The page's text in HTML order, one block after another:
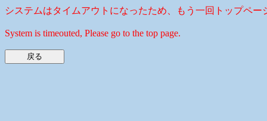
システムはタイムアウトになったため、もう一回トップペー
System is timeouted, Please go to the top page.